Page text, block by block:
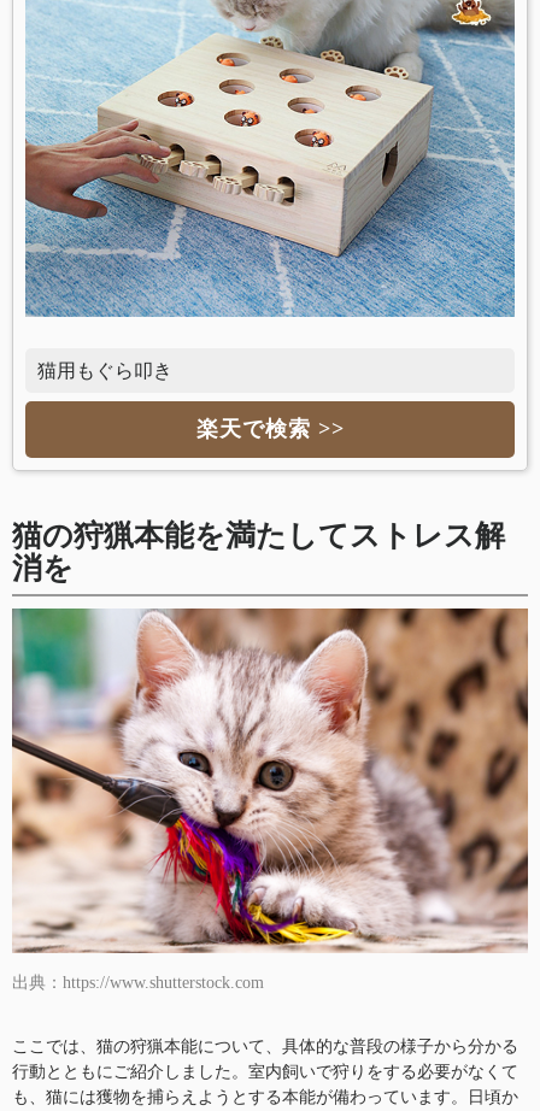
猫用もぐら叩き
楽天で検索 >>
猫の狩猟本能を満たしてストレス解
消を
出典：https://www.shutterstock.com
ここでは、猫の狩猟本能について、具体的な普段の様子から分かる
行動とともにご紹介しました。室内飼いで狩りをする必要がなくて
も、猫には獲物を捕らえようとする本能が備わっています。日頃か